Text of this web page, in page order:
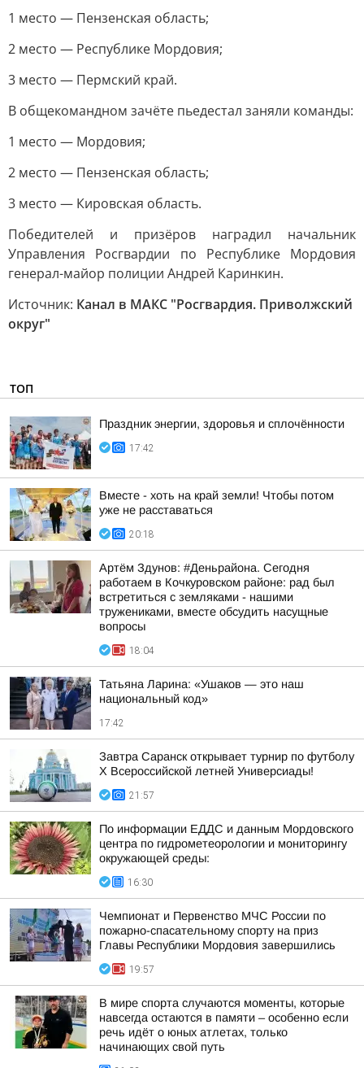
1 место — Пензенская область;
2 место — Республике Мордовия;
3 место — Пермский край.
В общекомандном зачёте пьедестал заняли команды:
1 место — Мордовия;
2 место — Пензенская область;
3 место — Кировская область.
Победителей и призёров наградил начальник
Управления Росгвардии по Республике Мордовия
генерал-майор полиции Андрей Каринкин.
Источник: Канал в МАКС "Росгвардия. Приволжский
округ"
ТОП
Праздник энергии, здоровья и сплочённости
17:42
Вместе - хоть на край земли! Чтобы потом
уже не расставаться
20:18
Артём Здунов: #Деньрайона. Сегодня
работаем в Кочкуровском районе: рад был
встретиться с земляками - нашими
тружениками, вместе обсудить насущные
вопросы
18:04
Татьяна Ларина: «Ушаков — это наш
национальный код»
17:42
Завтра Саранск открывает турнир по футболу
X Всероссийской летней Универсиады!
21:57
По информации ЕДДС и данным Мордовского
центра по гидрометеорологии и мониторингу
окружающей среды:
16:30
Чемпионат и Первенство МЧС России по
пожарно-спасательному спорту на приз
Главы Республики Мордовия завершились
19:57
В мире спорта случаются моменты, которые
навсегда остаются в памяти – особенно если
речь идёт о юных атлетах, только
начинающих свой путь